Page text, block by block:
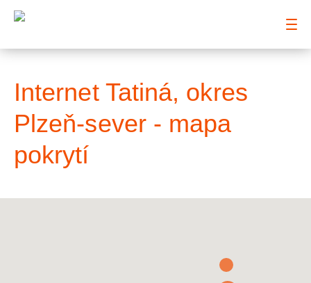
Internet Tatiná, okres
Plzeň-sever - mapa
pokrytí
: Mapa pokrytí město